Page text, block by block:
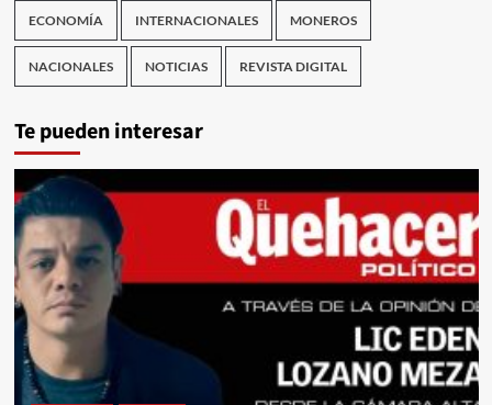
ECONOMÍA INTERNACIONALES MONEROS
NACIONALES NOTICIAS REVISTA DIGITAL
Te pueden interesar